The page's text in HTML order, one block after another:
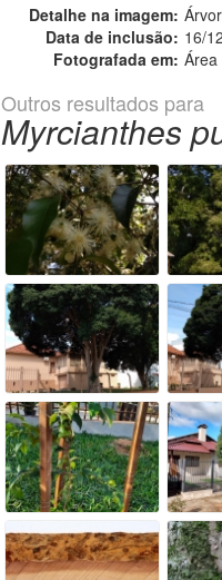
Detalhe na imagem:
Data de inclusão: 16/
Fotografada em: Área
Outros resultados para
Myrcianthes